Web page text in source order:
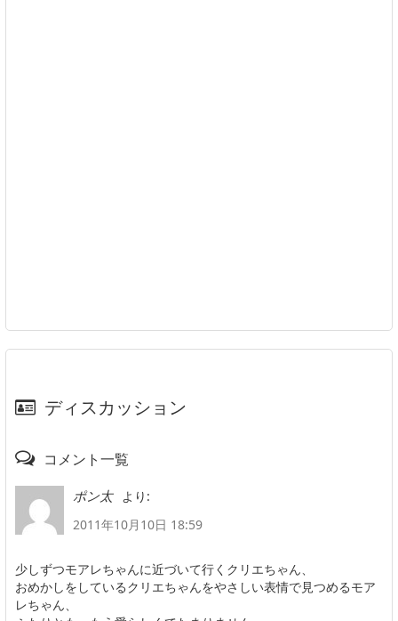
ディスカッション
コメント一覧
ポン太
より:
2011年10月10日 18:59
少しずつモアレちゃんに近づいて行くクリエちゃん、
おめかしをしているクリエちゃんをやさしい表情で見つめるモア
レちゃん、